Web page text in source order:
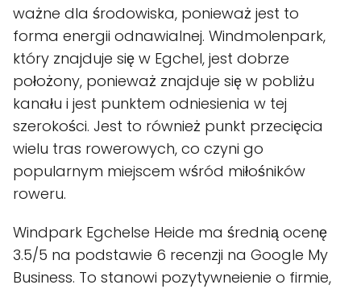
ważne dla środowiska, ponieważ jest to
forma energii odnawialnej. Windmolenpark,
który znajduje się w Egchel, jest dobrze
położony, ponieważ znajduje się w pobliżu
kanału i jest punktem odniesienia w tej
szerokości. Jest to również punkt przecięcia
wielu tras rowerowych, co czyni go
popularnym miejscem wśród miłośników
roweru.
Windpark Egchelse Heide ma średnią ocenę
3.5/5 na podstawie 6 recenzji na Google My
Business. To stanowi pozytywneienie o firmie,